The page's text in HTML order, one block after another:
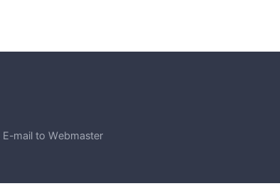
E-mail to Webmaster